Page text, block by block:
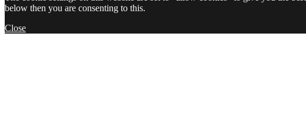
below then you are consenting to this.
Close